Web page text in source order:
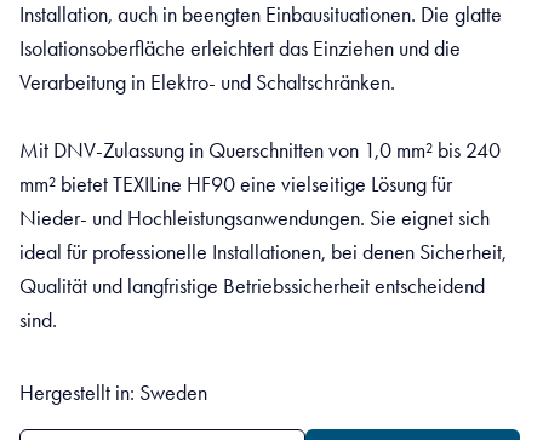
Installation, auch in beengten Einbausituationen. Die glatte
Isolationsoberfläche erleichtert das Einziehen und die
Verarbeitung in Elektro- und Schaltschränken.
Mit DNV-Zulassung in Querschnitten von 1,0 mm² bis 240
mm² bietet TEXILine HF90 eine vielseitige Lösung für
Nieder- und Hochleistungsanwendungen. Sie eignet sich
ideal für professionelle Installationen, bei denen Sicherheit,
Qualität und langfristige Betriebssicherheit entscheidend
sind.
Hergestellt in: Sweden